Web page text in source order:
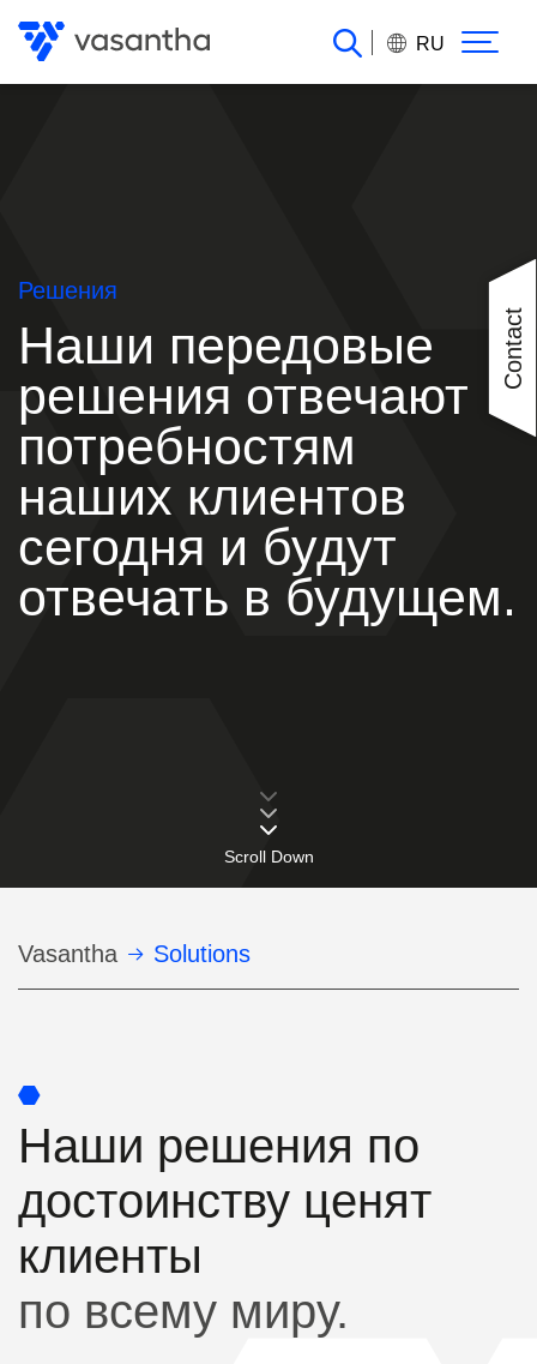
RU
Scroll Down
Решения
Наши передовые
решения отвечают
потребностям
наших клиентов
сегодня и будут
отвечать в будущем.
Строка
навигации
Vasantha Solutions
Наши решения по
достоинству ценят
клиенты
по всему миру.
Contact